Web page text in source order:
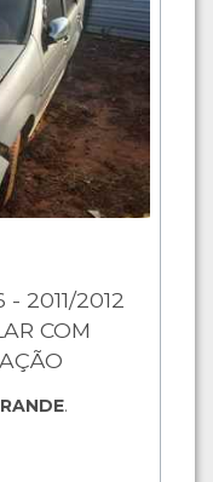
- 2011/2012
COM
.